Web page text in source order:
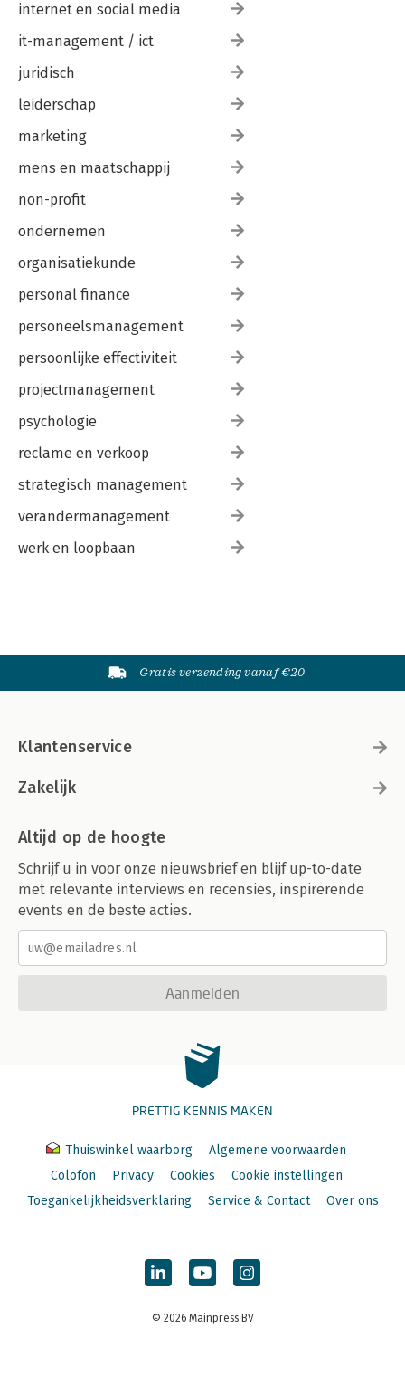
internet en social media
it-management / ict
juridisch
leiderschap
marketing
mens en maatschappij
non-profit
ondernemen
organisatiekunde
personal finance
personeelsmanagement
persoonlijke effectiviteit
projectmanagement
psychologie
reclame en verkoop
strategisch management
verandermanagement
werk en loopbaan
Gratis verzending vanaf €20
Klantenservice
Zakelijk
Altijd op de hoogte
Schrijf u in voor onze nieuwsbrief en blijf up-to-date
met relevante interviews en recensies, inspirerende
events en de beste acties.
Aanmelden
PRETTIG KENNIS MAKEN
Thuiswinkel waarborg
Algemene voorwaarden
Colofon
Privacy Cookies
Cookie instellingen
Toegankelijkheidsverklaring
Service & Contact Over ons
© 2026 Mainpress BV